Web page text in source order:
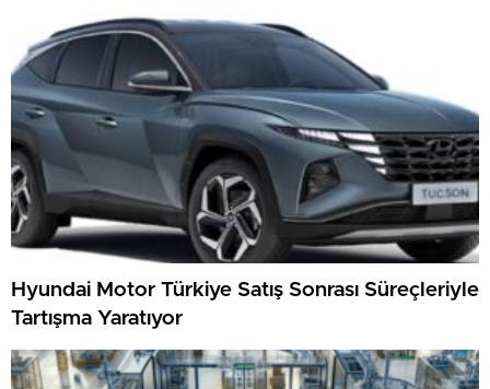
Hyundai Motor Türkiye Satış Sonrası Süreçleriyle
Tartışma Yaratıyor